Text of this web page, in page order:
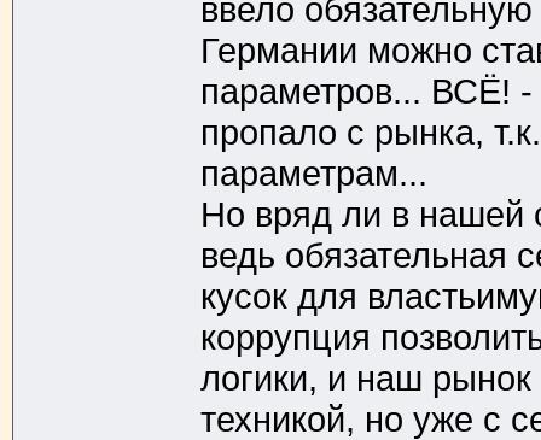
ввело
Германии можно
параметров... ВСЁ! -
пропало с рынка,
параметрам...
Но вряд ли в нашей
ведь обязательная
кусок для
коррупция
логики, и наш рынок
техникой, но уже с